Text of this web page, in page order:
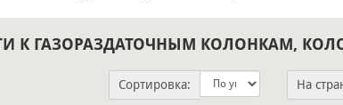
К ГАЗОРАЗДАТОЧНЫМ КОЛОНКАМ,
Сортировка: На